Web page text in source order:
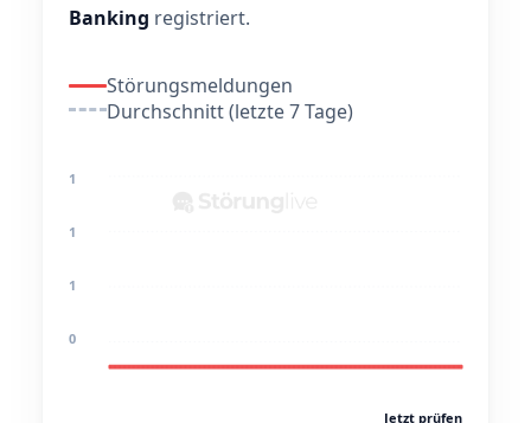
Banking registriert.
Störungsmeldungen
Durchschnitt (letzte 7 Tage)
1
1
1
0
Jetzt prüfen